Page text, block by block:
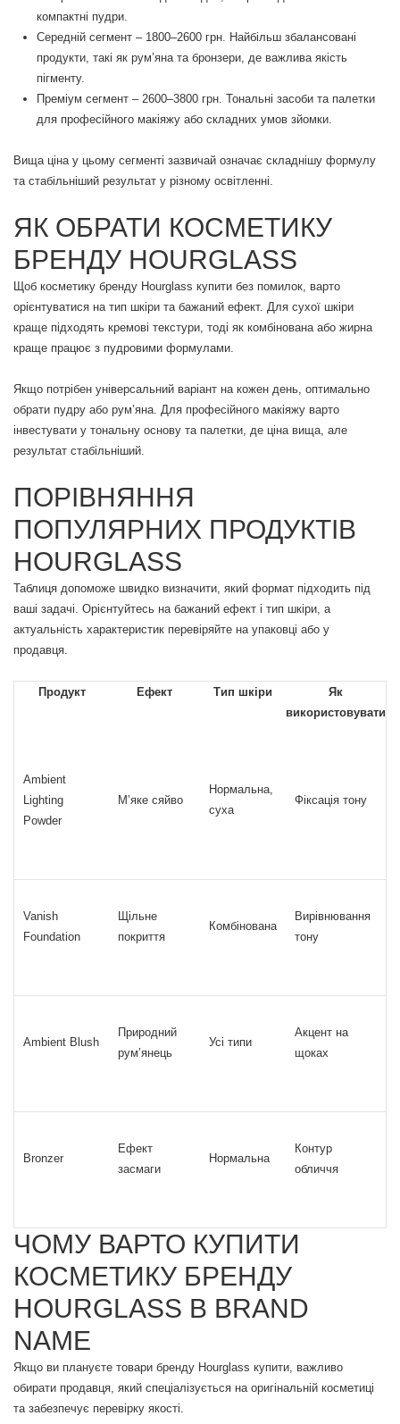
компактні пудри.
Середній сегмент – 1800–2600 грн. Найбільш збалансовані
продукти, такі як рум’яна та бронзери, де важлива якість
пігменту.
Преміум сегмент – 2600–3800 грн. Тональні засоби та палетки
для професійного макіяжу або складних умов зйомки.
Вища ціна у цьому сегменті зазвичай означає складнішу формулу
та стабільніший результат у різному освітленні.
ЯК ОБРАТИ КОСМЕТИКУ
БРЕНДУ HOURGLASS
Щоб косметику бренду Hourglass купити без помилок, варто
орієнтуватися на тип шкіри та бажаний ефект. Для сухої шкіри
краще підходять кремові текстури, тоді як комбінована або жирна
краще працює з пудровими формулами.
Якщо потрібен універсальний варіант на кожен день, оптимально
обрати пудру або рум’яна. Для професійного макіяжу варто
інвестувати у тональну основу та палетки, де ціна вища, але
результат стабільніший.
ПОРІВНЯННЯ
ПОПУЛЯРНИХ ПРОДУКТІВ
HOURGLASS
Таблиця допоможе швидко визначити, який формат підходить під
ваші задачі. Орієнтуйтесь на бажаний ефект і тип шкіри, а
актуальність характеристик перевіряйте на упаковці або у
продавця.
Продукт Ефект Тип шкіри
Як
використовувати
Ambient
Lighting
Powder
М’яке сяйво
Нормальна,
суха
Фіксація тону
Vanish
Foundation
Щільне
покриття
Комбінована
Вирівнювання
тону
Ambient Blush
Природний
рум’янець
Усі типи
Акцент на
щоках
Bronzer
Ефект
засмаги
Нормальна
Контур
обличчя
ЧОМУ ВАРТО КУПИТИ
КОСМЕТИКУ БРЕНДУ
HOURGLASS В BRAND
NAME
Якщо ви плануєте товари бренду Hourglass купити, важливо
обирати продавця, який спеціалізується на оригінальній косметиці
та забезпечує перевірку якості.